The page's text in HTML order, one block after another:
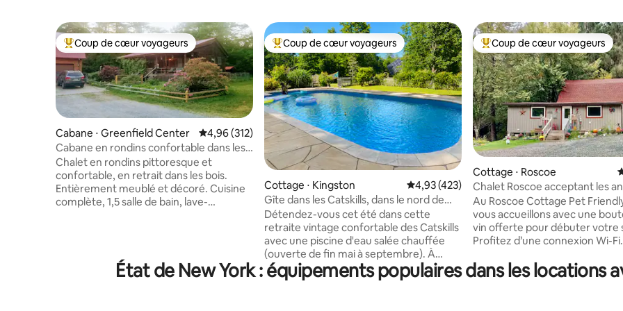
Coups de cœur voyageurs les plus appréciés
Coup de cœur voyageurs
Cabane ⋅ Greenfield Center Évaluation moyenne sur la base de 312 commentaires : 4,96 sur 5
4,96 (312)
Cabane en rondins confortable dans les
bois
Chalet en rondins pittoresque et
confortable, en retrait dans les bois.
Entièrement meublé et décoré. Cuisine
complète, 1,5 salle de bain, lave-
Accessible aux personnes à mobilité
réduite, espace bureau, Wi-Fi, PAS de
Coups de cœur voyageurs les plus appréciés
Coup de cœur voyageurs
Cottage ⋅ Kingston Évaluation moyenne sur la base de 423
4,93 (423)
Gîte dans les Catskills, dans le nord de
l'État, avec piscine chauffée - Kingston
Détendez-vous cet été dans cette
retraite vintage confortable des Catskills
avec une piscine d'eau salée chauffée
(ouverte de fin mai à septembre). À
quelques minutes seulement de
Kingston, High Falls et Stone Ridge, avec
Coups de cœur voyageurs les
Coup de cœur voyageurs
Cottage ⋅ Roscoe
Chalet Roscoe acceptant les
compagnie
Au Roscoe Cottage Pet
vous accueillons avec une
vin offerte pour débuter votre
Profitez d’une connexion Wi-Fi
barbecue et d’une cuisine
équipée avec tout ce dont
État de New York : équipements populaires dans les locations